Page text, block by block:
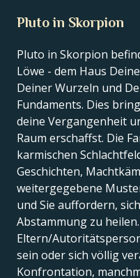
Pluto in Skorpion
Pluto in Skorpion
Löwe - dem Haus
Deiner Wurzeln und
Fundaments. Dies
deine Vergangenheit
Raum erschaffst. Die
karmischen
Geschichten,
weitergegebene
und Sie auffordern,
Abstammung zu
Eltern/
sein oder sich völlig
Konfrontation,